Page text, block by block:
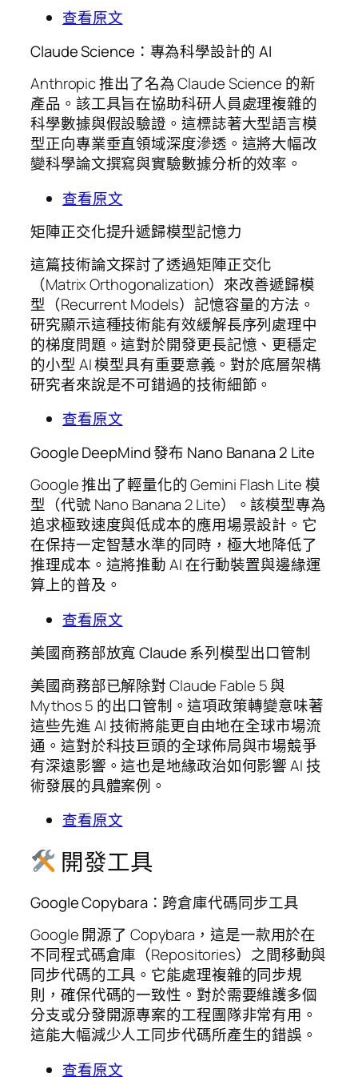
查看原文
Claude Science：專為科學設計的 AI
Anthropic 推出了名為 Claude Science 的新
產品。該工具旨在協助科研人員處理複雜的
科學數據與假設驗證。這標誌著大型語言模
型正向專業垂直領域深度滲透。這將大幅改
變科學論文撰寫與實驗數據分析的效率。
查看原文
矩陣正交化提升遞歸模型記憶力
這篇技術論文探討了透過矩陣正交化
（Matrix Orthogonalization）來改善遞歸模
型（Recurrent Models）記憶容量的方法。
研究顯示這種技術能有效緩解長序列處理中
的梯度問題。這對於開發更長記憶、更穩定
的小型 AI 模型具有重要意義。對於底層架構
研究者來說是不可錯過的技術細節。
查看原文
Google DeepMind 發布 Nano Banana 2 Lite
Google 推出了輕量化的 Gemini Flash Lite 模
型（代號 Nano Banana 2 Lite）。該模型專為
追求極致速度與低成本的應用場景設計。它
在保持一定智慧水準的同時，極大地降低了
推理成本。這將推動 AI 在行動裝置與邊緣運
算上的普及。
查看原文
美國商務部放寬 Claude 系列模型出口管制
美國商務部已解除對 Claude Fable 5 與
Mythos 5 的出口管制。這項政策轉變意味著
這些先進 AI 技術將能更自由地在全球市場流
通。這對於科技巨頭的全球佈局與市場競爭
有深遠影響。這也是地緣政治如何影響 AI 技
術發展的具體案例。
查看原文
開發工具
Google Copybara：跨倉庫代碼同步工具
Google 開源了 Copybara，這是一款用於在
不同程式碼倉庫（Repositories）之間移動與
同步代碼的工具。它能處理複雜的同步規
則，確保代碼的一致性。對於需要維護多個
分支或分發開源專案的工程團隊非常有用。
這能大幅減少人工同步代碼所產生的錯誤。
查看原文